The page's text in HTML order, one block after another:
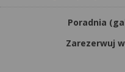
Poradnia
Zarezerwuj